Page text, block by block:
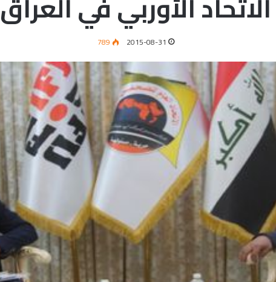
2015-08-31
789